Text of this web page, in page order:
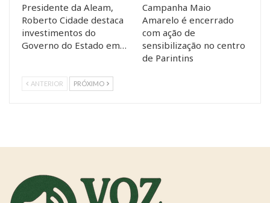
Presidente da Aleam,
Roberto Cidade destaca
investimentos do
Governo do Estado em…
Campanha Maio
Amarelo é encerrado
com ação de
sensibilização no centro
de Parintins
ANTERIOR PRÓXIMO